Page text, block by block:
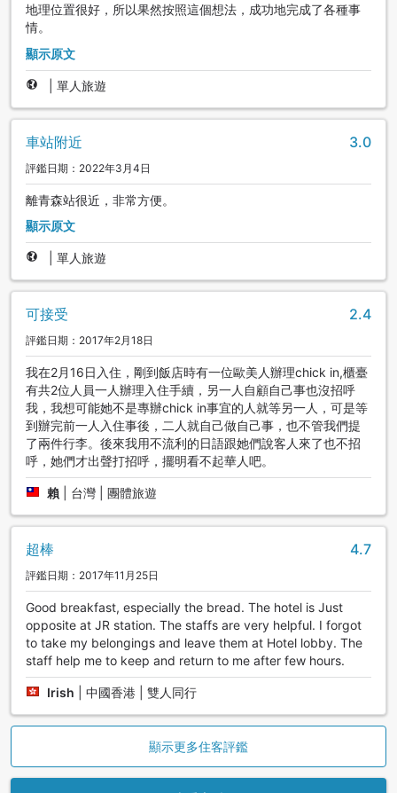
地理位置很好，所以果然按照這個想法，成功地完成了各種事
情。
顯示原文
單人旅遊
車站附近 3.0
評鑑日期：2022年3月4日
離青森站很近，非常方便。
顯示原文
單人旅遊
可接受 2.4
評鑑日期：2017年2月18日
我在2月16日入住，剛到飯店時有一位歐美人辦理chick in,櫃臺
有共2位人員一人辦理入住手續，另一人自顧自己事也沒招呼
我，我想可能她不是專辦chick in事宜的人就等另一人，可是等
到辦完前一人入住事後，二人就自己做自己事，也不管我們提
了兩件行李。後來我用不流利的日語跟她們說客人來了也不招
呼，她們才出聲打招呼，擺明看不起華人吧。
賴 台灣 | 團體旅遊
超棒 4.7
評鑑日期：2017年11月25日
Good breakfast, especially the bread. The hotel is Just
opposite at JR station. The staffs are very helpful. I forgot
to take my belongings and leave them at Hotel lobby. The
staff help me to keep and return to me after few hours.
Irish 中國香港 | 雙人同行
顯示更多住客評鑑